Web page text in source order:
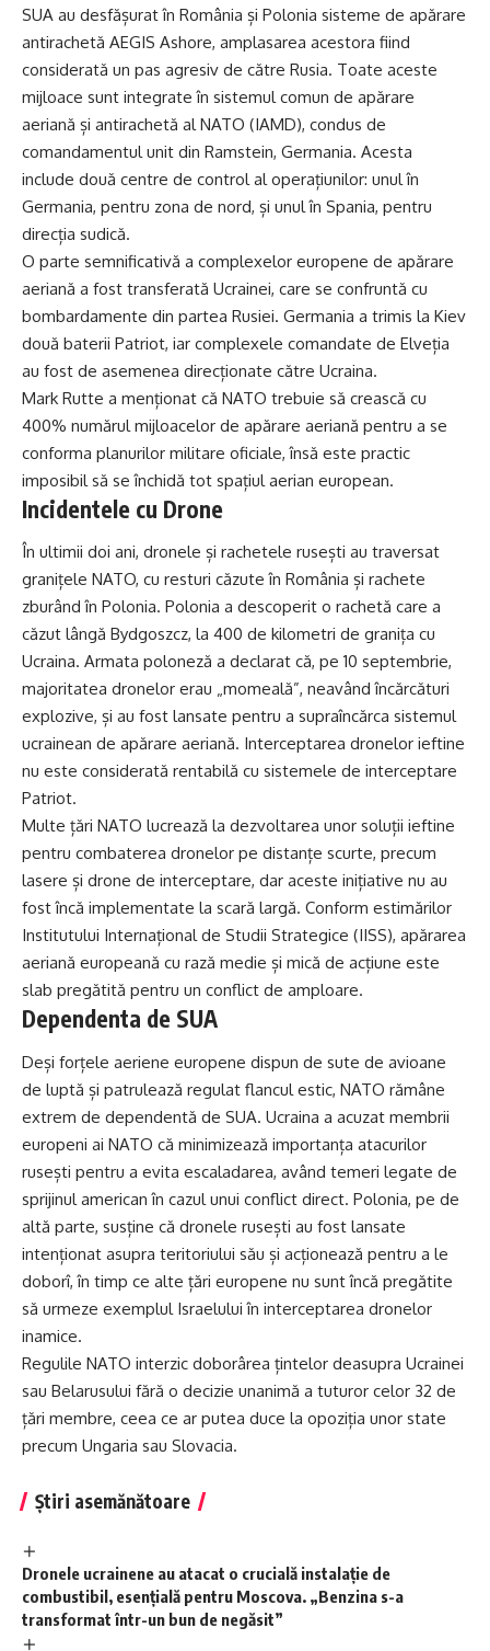
SUA au desfășurat în România și Polonia sisteme de apărare
antirachetă AEGIS Ashore, amplasarea acestora fiind
considerată un pas agresiv de către Rusia. Toate aceste
mijloace sunt integrate în sistemul comun de apărare
aeriană și antirachetă al NATO (IAMD), condus de
comandamentul unit din Ramstein, Germania. Acesta
include două centre de control al operațiunilor: unul în
Germania, pentru zona de nord, și unul în Spania, pentru
direcția sudică.
O parte semnificativă a complexelor europene de apărare
aeriană a fost transferată Ucrainei, care se confruntă cu
bombardamente din partea Rusiei. Germania a trimis la Kiev
două baterii Patriot, iar complexele comandate de Elveția
au fost de asemenea direcționate către Ucraina.
Mark Rutte a menționat că NATO trebuie să crească cu
400% numărul mijloacelor de apărare aeriană pentru a se
conforma planurilor militare oficiale, însă este practic
imposibil să se închidă tot spațiul aerian european.
Incidentele cu Drone
În ultimii doi ani, dronele și rachetele rusești au traversat
granițele NATO, cu resturi căzute în România și rachete
zburând în Polonia. Polonia a descoperit o rachetă care a
căzut lângă Bydgoszcz, la 400 de kilometri de granița cu
Ucraina. Armata poloneză a declarat că, pe 10 septembrie,
majoritatea dronelor erau „momeală”, neavând încărcături
explozive, și au fost lansate pentru a supraîncărca sistemul
ucrainean de apărare aeriană. Interceptarea dronelor ieftine
nu este considerată rentabilă cu sistemele de interceptare
Patriot.
Multe țări NATO lucrează la dezvoltarea unor soluții ieftine
pentru combaterea dronelor pe distanțe scurte, precum
lasere și drone de interceptare, dar aceste inițiative nu au
fost încă implementate la scară largă. Conform estimărilor
Institutului Internațional de Studii Strategice (IISS), apărarea
aeriană europeană cu rază medie și mică de acțiune este
slab pregătită pentru un conflict de amploare.
Dependenta de SUA
Deși forțele aeriene europene dispun de sute de avioane
de luptă și patrulează regulat flancul estic, NATO rămâne
extrem de dependentă de SUA. Ucraina a acuzat membrii
europeni ai NATO că minimizează importanța atacurilor
rusești pentru a evita escaladarea, având temeri legate de
sprijinul american în cazul unui conflict direct. Polonia, pe de
altă parte, susține că dronele rusești au fost lansate
intenționat asupra teritoriului său și acționează pentru a le
doborî, în timp ce alte țări europene nu sunt încă pregătite
să urmeze exemplul Israelului în interceptarea dronelor
inamice.
Regulile NATO interzic doborârea țintelor deasupra Ucrainei
sau Belarusului fără o decizie unanimă a tuturor celor 32 de
țări membre, ceea ce ar putea duce la opoziția unor state
precum Ungaria sau Slovacia.
Știri asemănătoare
Dronele ucrainene au atacat o crucială instalație de
combustibil, esențială pentru Moscova. „Benzina s-a
transformat într-un bun de negăsit”